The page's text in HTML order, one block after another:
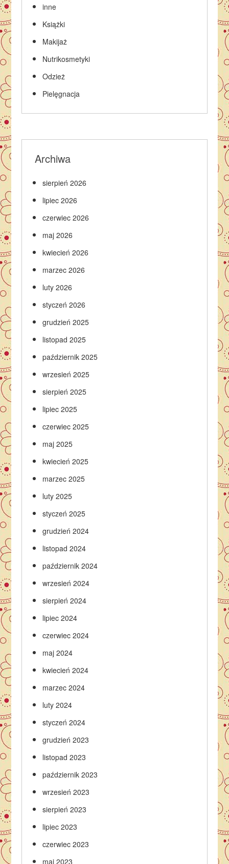
inne
Książki
Makijaż
Nutrikosmetyki
Odzież
Pielęgnacja
Archiwa
sierpień 2026
lipiec 2026
czerwiec 2026
maj 2026
kwiecień 2026
marzec 2026
luty 2026
styczeń 2026
grudzień 2025
listopad 2025
październik 2025
wrzesień 2025
sierpień 2025
lipiec 2025
czerwiec 2025
maj 2025
kwiecień 2025
marzec 2025
luty 2025
styczeń 2025
grudzień 2024
listopad 2024
październik 2024
wrzesień 2024
sierpień 2024
lipiec 2024
czerwiec 2024
maj 2024
kwiecień 2024
marzec 2024
luty 2024
styczeń 2024
grudzień 2023
listopad 2023
październik 2023
wrzesień 2023
sierpień 2023
lipiec 2023
czerwiec 2023
maj 2023